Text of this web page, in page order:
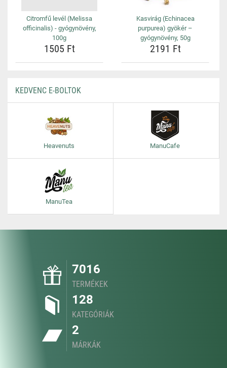
Citromfű levél (Melissa
officinalis) - gyógynövény,
100g
1505 Ft
Kasvirág (Echinacea
purpurea) gyökér –
gyógynövény, 50g
2191 Ft
KEDVENC E-BOLTOK
Heavenuts ManuCafe
ManuTea
7016
TERMÉKEK
128
KATEGÓRIÁK
2
MÁRKÁK